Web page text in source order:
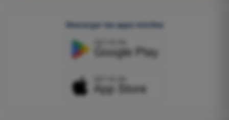
Descargar las apps móviles